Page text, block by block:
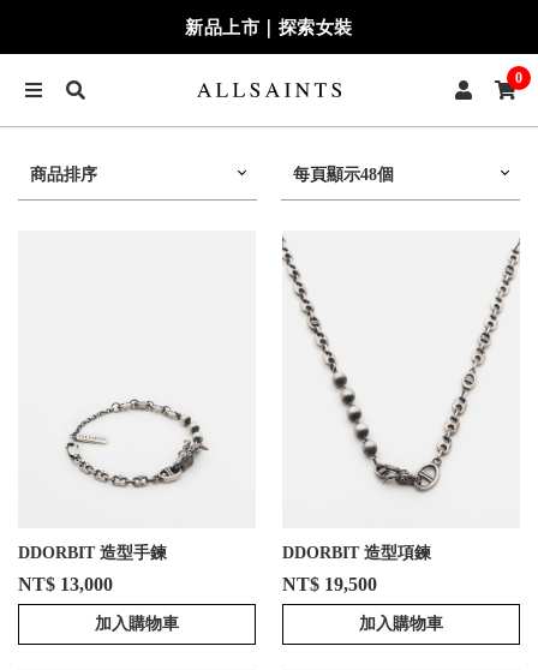
新品上市｜探索女裝
0
商品排序 每頁顯示48個
DDORBIT 造型手鍊
NT$ 13,000
加入購物車
DDORBIT 造型項鍊
NT$ 19,500
加入購物車